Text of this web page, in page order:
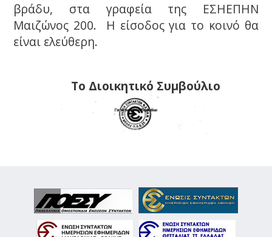
βράδυ, στα γραφεία της ΕΣΗΕΠΗΝ
Μαιζώνος 200. Η είσοδος για το κοινό θα
είναι ελεύθερη.
Το Διοικητικό Συμβούλιο